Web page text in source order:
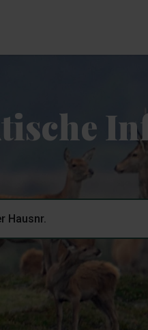
Hausnr.